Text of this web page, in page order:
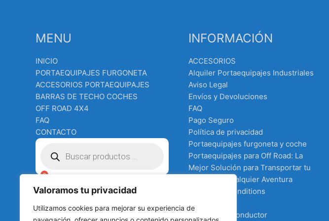
Valoramos tu privacidad
Utilizamos cookies para mejorar su experiencia de
MENU
INICIO
PORTAEQUIPAJES FURGONETA
ACCESORIOS PORTAEQUIPAJES
BARRAS DE TECHO COCHES
OFF ROAD 4X4
FAQ
CONTACTO
productos
INFORMACIÓN
ACCESORIOS
Alquiler Portaequipajes Industriales
Aviso Legal
Envíos y Devoluciones
FAQ
Pago Seguro
Política de privacidad
Portaequipajes furgoneta y coche
Portaequipajes para Off Road: La
Mejor Solución para Transportar tu
Equipo en Cualquier Aventura
Terms and Conditions
Tienda
todo para el conductor